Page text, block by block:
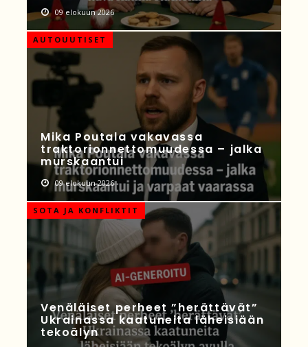
09 elokuun 2026
AUTOUUTISET
Mika Poutala vakavassa
traktorionnettomuudessa – jalka
murskaantui
09 elokuun 2026
SOTA JA KONFLIKTIT
Venäläiset perheet ”herättävät”
Ukrainassa kaatuneita läheisiään
tekoälyn